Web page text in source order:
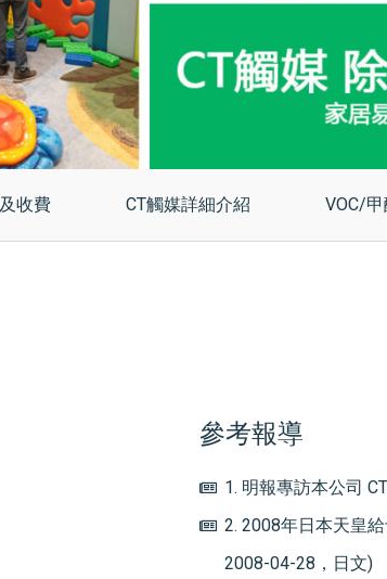
收費 CT觸媒詳細介紹 VOC/
參考報導
1. 明報專訪本公司
2. 2008年日本天皇
2008-04-28，日文)